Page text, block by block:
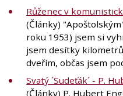
Růženec v
(Články)
roku 1953) jsem si
jsem desítky
dveřím, občas jsem
Svatý ´Sudeťák´ - P.
(Články) P. Hubert